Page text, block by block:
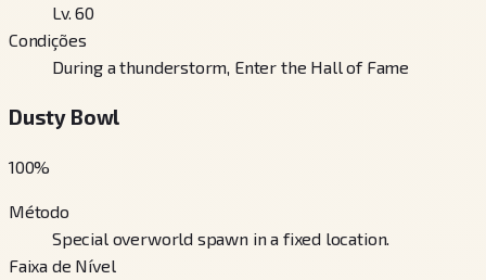
Lv. 60
Condições
During a thunderstorm, Enter the Hall of Fame
Dusty Bowl
100%
Método
Special overworld spawn in a fixed location.
Faixa de Nível